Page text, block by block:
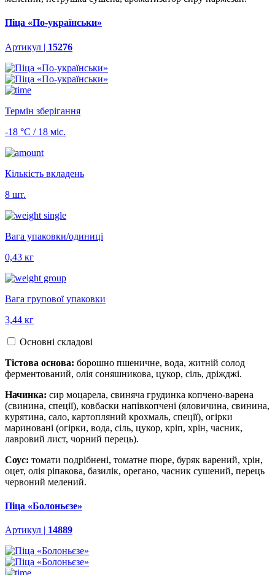
Піца «По-українськи»
Артикул | 15276
Термін зберігання
-18 °С / 18 міс.
Кількість вкладень
8 шт.
Вага упаковки/одиниці
0,43 кг
Вага групової упаковки
3,44 кг
Основні складові
Тістова основа: борошно пшеничне, вода, житній солод
ферментований, олія соняшникова, цукор, сіль, дріжджі.
Начинка: сир моцарела, свиняча грудинка копчено-варена
(свинина, спеції), ковбаски напівкопчені (яловичина, свинина,
курятина, сало, картопляний крохмаль, спеції), огірки
мариновані (огірки, вода, сіль, цукор, кріп, хрін, часник,
лавровий лист, чорний перець).
Соус: томати подрібнені, томатне пюре, буряк варений, хрін,
оцет, олія ріпакова, базилік, орегано, часник сушений, перець
червоний мелений.
Піца «Болоньєзе»
Артикул | 14889